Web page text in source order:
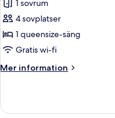
2
adults&2
upto
6yo)
foton
för
Lyxbungalow
1 sovrum
4 sovplatser
1 queensize-säng
Gratis wi-fi
Mer information
Mer